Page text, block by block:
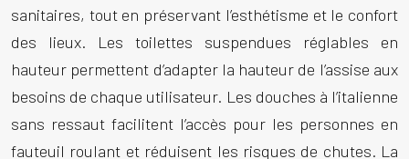
sanitaires, tout en préservant l’esthétisme et le confort
des lieux. Les toilettes suspendues réglables en
hauteur permettent d’adapter la hauteur de l’assise aux
besoins de chaque utilisateur. Les douches à l’italienne
sans ressaut facilitent l’accès pour les personnes en
fauteuil roulant et réduisent les risques de chutes. La